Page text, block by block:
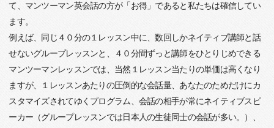
て、マンツーマン英会話の方が「お得」であると私たちは確信してい
ます。
例えば、同じ４０分の１レッスン中に、数回しかネイティブ講師と話
せないグループレッスンと、４０分間ずっと講師をひとりじめできる
マンツーマンレッスンでは、当然１レッスン当たりの単価は高くなり
ますが、１レッスンあたりの圧倒的な会話量、あなたのためだけにカ
スタマイズされてゆくプログラム、会話の相手が常にネイティブスピ
ーカー（グループレッスンでは日本人の生徒同士の会話が多い。）、